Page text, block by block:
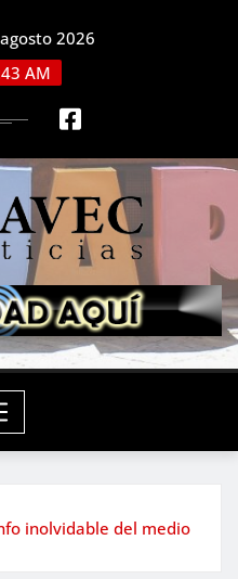
2026
AM
inolvidable del medio